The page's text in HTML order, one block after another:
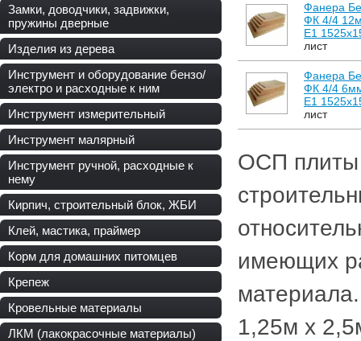
Замки, доводчики, задвижки,
пружины дверные
Изделия из дерева
Инструмент и оборудование бензо/
электро и расходные к ним
Инструмент измерительный
Инструмент малярный
Инструмент ручной, расходные к
нему
Кирпич, строительный блок, ЖБИ
Клей, мастика, праймер
Корм для домашних питомцев
Крепеж
Кровельные материалы
ЛКМ (лакокрасочные материалы)
Фанера
ФК 4/4
Е1
лист
Фанера
ФК 4/4
Е1
лист
ОСП плиты
имеющих
1,25м х